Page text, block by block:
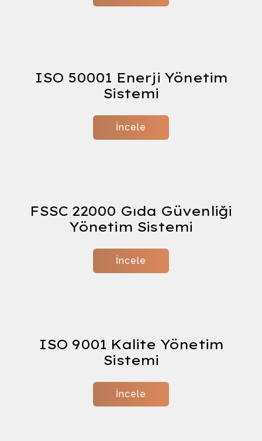
ISO 50001 Enerji Yönetim
Sistemi
İncele
FSSC 22000 Gıda Güvenliği
Yönetim Sistemi
İncele
ISO 9001 Kalite Yönetim
Sistemi
İncele